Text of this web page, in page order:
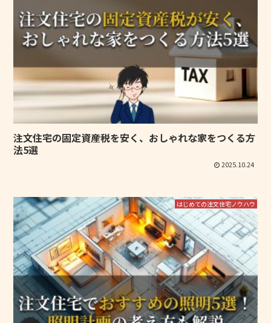
注文住宅の固定資産税を安く、おしゃれな家をつくる方
法5選
2025.10.24
はじめての注文住宅ノウハウ